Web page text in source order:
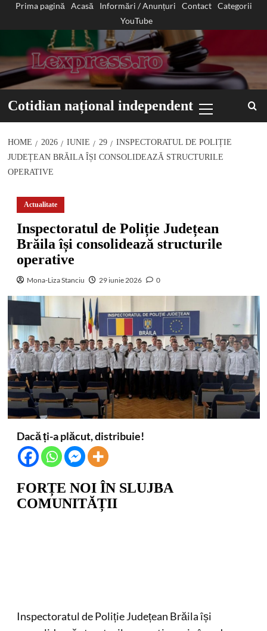
Prima pagină Acasă Informări / Anunțuri Contact
Categorii
YouTube
Cotidian național independent
Menu
HOME 2026 IUNIE 29
INSPECTORATUL DE POLIȚIE
JUDEȚEAN BRĂILA ÎȘI CONSOLIDEAZĂ STRUCTURILE
OPERATIVE
Actualitate
Inspectoratul de Poliție Județean
Brăila își consolidează structurile
operative
Mona-Liza Stanciu 29 iunie 2026 0
Dacă ți-a plăcut, distribuie!
FORȚE NOI ÎN SLUJBA
COMUNITĂȚII
Inspectoratul de Poliție Județean Brăila își